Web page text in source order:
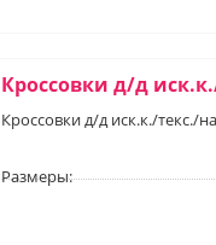
Кроссовки д/д
Кроссовки д/д иск.к./текс./
Размеры: